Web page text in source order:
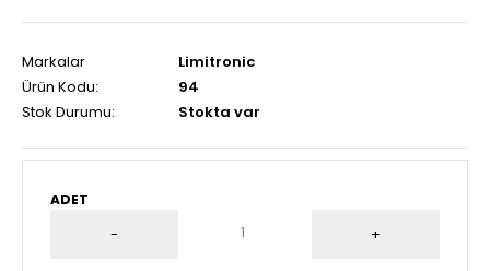
Markalar
Limitronic
Ürün Kodu:
94
Stok Durumu:
Stokta var
ADET